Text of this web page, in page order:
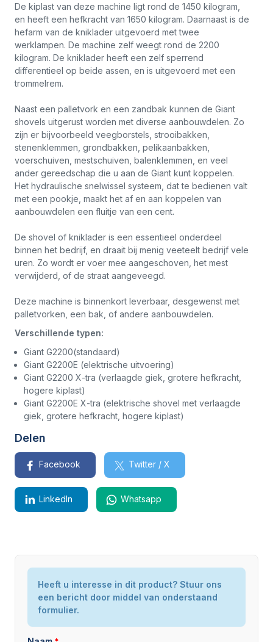
De kiplast van deze machine ligt rond de 1450 kilogram,
en heeft een hefkracht van 1650 kilogram. Daarnaast is de
hefarm van de kniklader uitgevoerd met twee
werklampen. De machine zelf weegt rond de 2200
kilogram. De kniklader heeft een zelf sperrend
differentieel op beide assen, en is uitgevoerd met een
trommelrem.
Naast een palletvork en een zandbak kunnen de Giant
shovels uitgerust worden met diverse aanbouwdelen. Zo
zijn er bijvoorbeeld veegborstels, strooibakken,
stenenklemmen, grondbakken, pelikaanbakken,
voerschuiven, mestschuiven, balenklemmen, en veel
ander gereedschap die u aan de Giant kunt koppelen.
Het hydraulische snelwissel systeem, dat te bedienen valt
met een pookje, maakt het af en aan koppelen van
aanbouwdelen een fluitje van een cent.
De shovel of kniklader is een essentieel onderdeel
binnen het bedrijf, en draait bij menig veeteelt bedrijf vele
uren. Zo wordt er voer mee aangeschoven, het mest
verwijderd, of de straat aangeveegd.
Deze machine is binnenkort leverbaar, desgewenst met
palletvorken, een bak, of andere aanbouwdelen.
Verschillende typen:
Giant G2200(standaard)
Giant G2200E (elektrische uitvoering)
Giant G2200 X-tra (verlaagde giek, grotere hefkracht,
hogere kiplast)
Giant G2200E X-tra (elektrische shovel met verlaagde
giek, grotere hefkracht, hogere kiplast)
Delen
Facebook Twitter / X
LinkedIn Whatsapp
Model / Type G2200 (HD) (X-TRA)
Heeft u interesse in dit product? Stuur ons
een bericht door middel van onderstaand
formulier.